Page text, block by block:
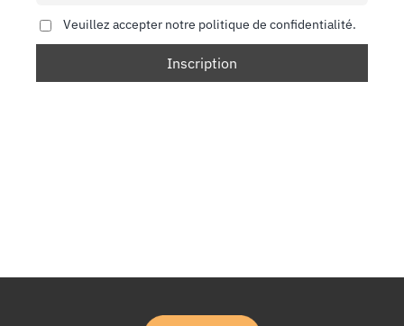
Veuillez accepter notre politique de confidentialité.